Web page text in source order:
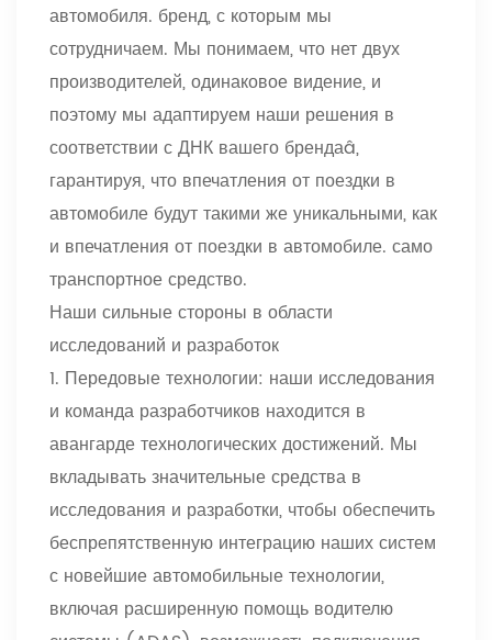
автомобиля. бренд, с которым мы
сотрудничаем. Мы понимаем, что нет двух
производителей, одинаковое видение, и
поэтому мы адаптируем наши решения в
соответствии с ДНК вашего брендаâ,
гарантируя, что впечатления от поездки в
автомобиле будут такими же уникальными, как
и впечатления от поездки в автомобиле. само
транспортное средство.
Наши сильные стороны в области
исследований и разработок
1. Передовые технологии: наши исследования
и команда разработчиков находится в
авангарде технологических достижений. Мы
вкладывать значительные средства в
исследования и разработки, чтобы обеспечить
беспрепятственную интеграцию наших систем
с новейшие автомобильные технологии,
включая расширенную помощь водителю